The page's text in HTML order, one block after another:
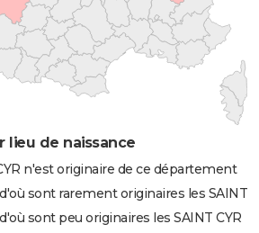
lieu de naissance
n'est originaire de ce département
sont rarement originaires les SAINT
sont peu originaires les SAINT CYR